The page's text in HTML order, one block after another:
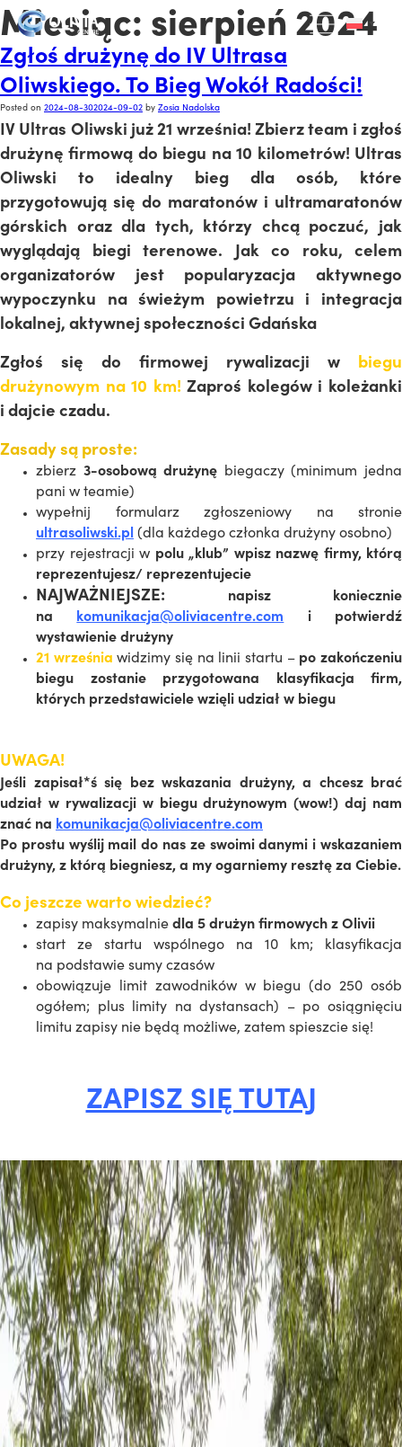
Miesiąc: sierpień 2024
Zgłoś drużynę do IV Ultrasa
Oliwskiego. To Bieg Wokół Radości!
Posted on 2024-08-302024-09-02 by Zosia Nadolska
IV Ultras Oliwski już 21 września! Zbierz team i zgłoś
drużynę firmową do biegu na 10 kilometrów! Ultras
Oliwski to idealny bieg dla osób, które
przygotowują się do maratonów i ultramaratonów
górskich oraz dla tych, którzy chcą poczuć, jak
wyglądają biegi terenowe. Jak co roku, celem
organizatorów jest popularyzacja aktywnego
wypoczynku na świeżym powietrzu i integracja
lokalnej, aktywnej społeczności Gdańska
Zgłoś się do firmowej rywalizacji w biegu
drużynowym na 10 km! Zaproś kolegów i koleżanki
i dajcie czadu.
Zasady są proste:
zbierz 3-osobową drużynę biegaczy (minimum jedna
pani w teamie)
wypełnij formularz zgłoszeniowy na stronie
ultrasoliwski.pl(dla każdego członka drużyny osobno)
przy rejestracji w polu „klub” wpisz nazwę firmy, którą
reprezentujesz/ reprezentujecie
NAJWAŻNIEJSZE: napisz koniecznie
na
komunikacja@oliviacentre.com i potwierdź
wystawienie drużyny
21 września widzimy się na linii startu – po zakończeniu
biegu zostanie przygotowana klasyfikacja firm,
których przedstawiciele wzięli udział w biegu
UWAGA!
Jeśli zapisał*ś się bez wskazania drużyny, a chcesz brać
udział w rywalizacji w biegu drużynowym (wow!) daj nam
znać na komunikacja@oliviacentre.com
Po prostu wyślij mail do nas ze swoimi danymi i wskazaniem
drużyny, z którą biegniesz, a my ogarniemy resztę za Ciebie.
Co jeszcze warto wiedzieć?
zapisy maksymalniedla 5 drużyn firmowych z Olivii
start ze startu wspólnego na 10 km; klasyfikacja
na podstawie sumy czasów
obowiązuje limit zawodników w biegu (do 250 osób
ogółem; plus limity na dystansach) – po osiągnięciu
limitu zapisy nie będą możliwe, zatem spieszcie się!
ZAPISZ SIĘ TUTAJ